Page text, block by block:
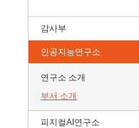
감사부
인공지능연구소
연구소 소개
부서 소개
피지컬AI연구소